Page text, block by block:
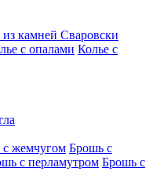
из камней Сваровски
с опалами Колье с
жемчугом Брошь с
с перламутром Брошь с